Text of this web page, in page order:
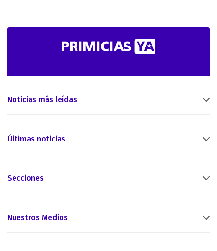
Noticias más leídas
Últimas noticias
Secciones
Nuestros Medios